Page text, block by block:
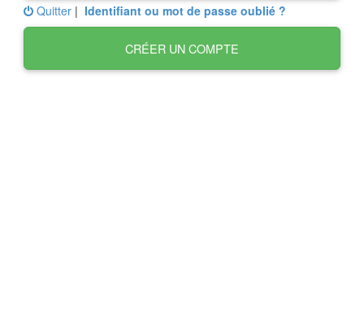
Quitter | Identifiant ou mot de passe oublié ?
CRÉER UN COMPTE